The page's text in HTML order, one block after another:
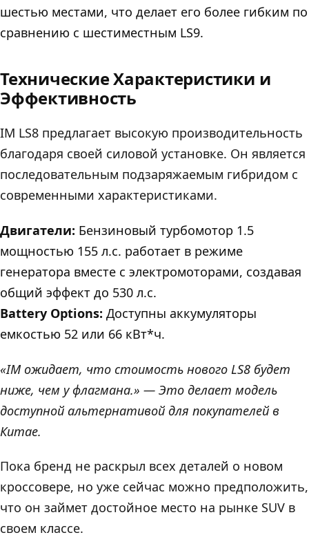
шестью местами, что делает его более гибким по
сравнению с шестиместным LS9.
Технические Характеристики и
Эффективность
IM LS8 предлагает высокую производительность
благодаря своей силовой установке. Он является
последовательным подзаряжаемым гибридом с
современными характеристиками.
Двигатели: Бензиновый турбомотор 1.5
мощностью 155 л.с. работает в режиме
генератора вместе с электромоторами, создавая
общий эффект до 530 л.с.
Battery Options: Доступны аккумуляторы
емкостью 52 или 66 кВт*ч.
«IM ожидает, что стоимость нового LS8 будет
ниже, чем у флагмана.» — Это делает модель
доступной альтернативой для покупателей в
Китае.
Пока бренд не раскрыл всех деталей о новом
кроссовере, но уже сейчас можно предположить,
что он займет достойное место на рынке SUV в
своем классе.